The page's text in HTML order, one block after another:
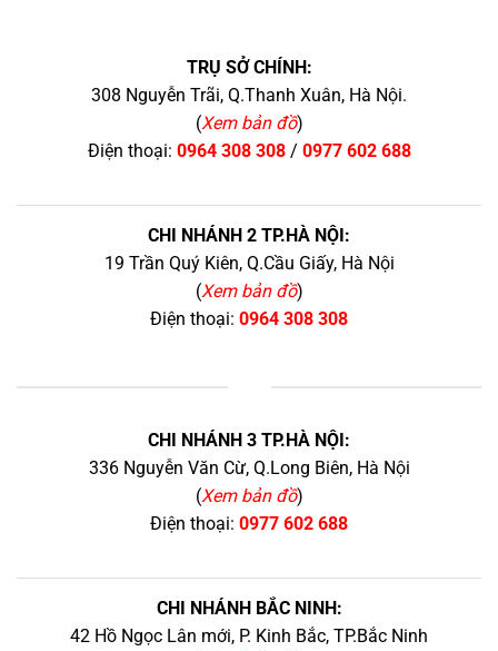
TRỤ SỞ CHÍNH:
308 Nguyễn Trãi, Q.Thanh Xuân, Hà Nội.
(Xem bản đồ)
Điện thoại: 0964 308 308/ 0977 602 688
CHI NHÁNH 2 TP.HÀ NỘI:
19 Trần Quý Kiên, Q.Cầu Giấy, Hà Nội
(Xem bản đồ)
Điện thoại: 0964 308 308
CHI NHÁNH 3 TP.HÀ NỘI:
336 Nguyễn Văn Cừ, Q.Long Biên, Hà Nội
(Xem bản đồ)
Điện thoại: 0977 602 688
CHI NHÁNH BẮC NINH:
42 Hồ Ngọc Lân mới, P. Kinh Bắc, TP.Bắc Ninh